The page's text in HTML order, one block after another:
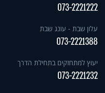
073-2221222
עלון שבת - עונג שבת
073-2221388
יעוץ למתחזקים בתחילת הדרך
073-2221232